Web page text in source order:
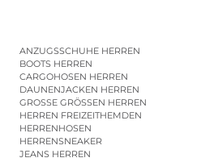
ANZUGSSCHUHE HERREN
BOOTS HERREN
CARGOHOSEN HERREN
DAUNENJACKEN HERREN
GROSSE GRÖSSEN HERREN
HERREN FREIZEITHEMDEN
HERRENHOSEN
HERRENSNEAKER
JEANS HERREN